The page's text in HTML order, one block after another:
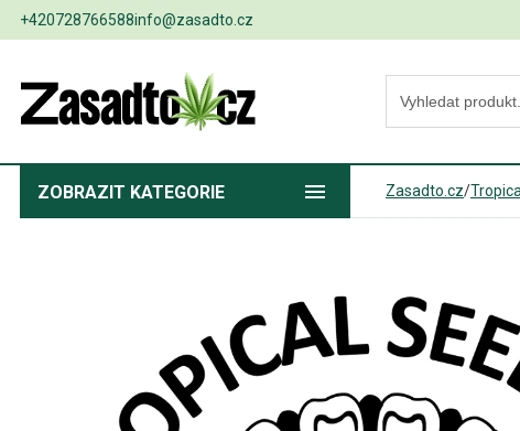
+420728766588info@zasadto.cz
ZOBRAZIT KATEGORIE Zasadto.cz/